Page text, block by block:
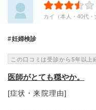
カイ（本人・40代・
妊婦検診
この口コミは受診から5年以上
医師がとても穏やか。
[症状・来院理由]